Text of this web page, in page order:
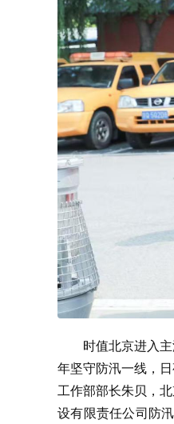
时值北京进入
年坚守防汛一线，
工作部部长朱贝，
设有限责任公司防